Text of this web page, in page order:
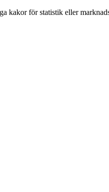
kakor för statistik eller